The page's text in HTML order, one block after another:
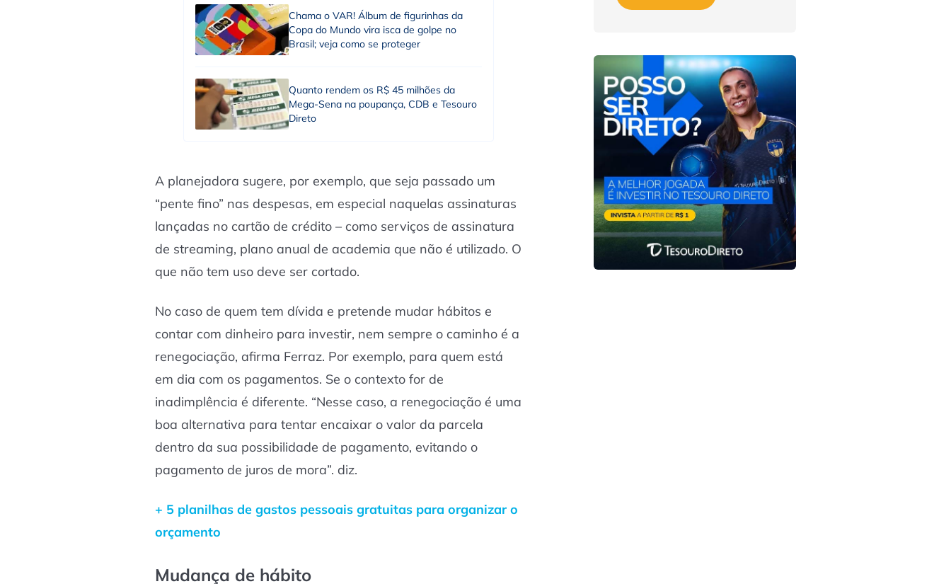
Chama o VAR! Álbum de figurinhas da
Copa do Mundo vira isca de golpe no
Brasil; veja como se proteger
Quanto rendem os R$ 45 milhões da
Mega-Sena na poupança, CDB e Tesouro
Direto
A planejadora sugere, por exemplo, que seja passado um
“pente fino” nas despesas, em especial naquelas assinaturas
lançadas no cartão de crédito – como serviços de assinatura
de streaming, plano anual de academia que não é utilizado. O
que não tem uso deve ser cortado.
No caso de quem tem dívida e pretende mudar hábitos e
contar com dinheiro para investir, nem sempre o caminho é a
renegociação, afirma Ferraz. Por exemplo, para quem está
em dia com os pagamentos. Se o contexto for de
inadimplência é diferente. “Nesse caso, a renegociação é uma
boa alternativa para tentar encaixar o valor da parcela
dentro da sua possibilidade de pagamento, evitando o
pagamento de juros de mora”. diz.
+ 5 planilhas de gastos pessoais gratuitas para organizar o
orçamento
Mudança de hábito